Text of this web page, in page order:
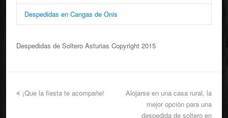
Despedidas en Cangas de Onis
Despedidas de Soltero Asturias Copyright 2015
Alojarse en una casa rural, la
mejor opción para una
despedida de soltero en
¡Que la fiesta te acompañe!